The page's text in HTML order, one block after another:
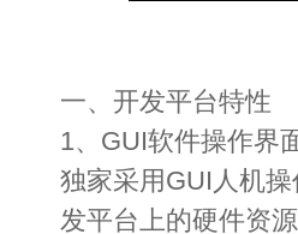
一、开发平台特性
1、GUI软件操作界
独家采用GUI人机
发平台上的硬件资